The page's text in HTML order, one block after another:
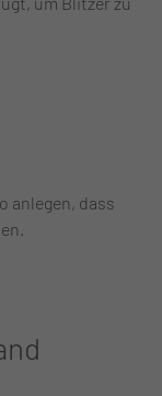
anlegen, dass